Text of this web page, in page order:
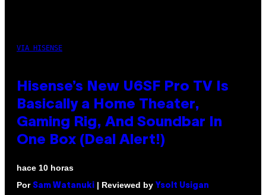
VIA HISENSE
Hisense’s New U6SF Pro TV Is
Basically a Home Theater,
Gaming Rig, And Soundbar In
One Box (Deal Alert!)
hace 10 horas
Por Sam Watanuki | Reviewed by Ysolt Usigan